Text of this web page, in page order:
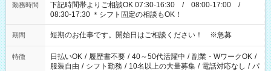
勤務時間
下記時間帯よりご相談OK 07:30-16:30 / 08:00-17:00 /
08:30-17:30 ＊シフト固定の相談もOK！
期間 短期のお仕事です。開始日はご相談ください！ ※急募
特徴 日払いOK / 履歴書不要 / 40～50代活躍中 / 副業・WワークOK /
服装自由 / シフト勤務 / 10名以上の大量募集 / 電話対応なし / パ